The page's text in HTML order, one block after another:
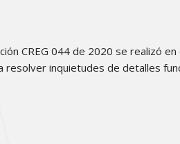
CREG 044 de 2020 se realizó
inquietudes de detalles